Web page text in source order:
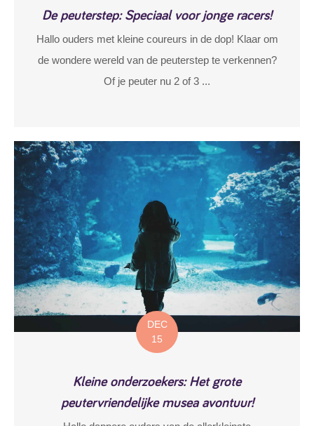
De peuterstep: Speciaal voor jonge racers!
Hallo ouders met kleine coureurs in de dop! Klaar om
de wondere wereld van de peuterstep te verkennen?
Of je peuter nu 2 of 3 ...
DEC
15
Kleine onderzoekers: Het grote
peutervriendelijke musea avontuur!